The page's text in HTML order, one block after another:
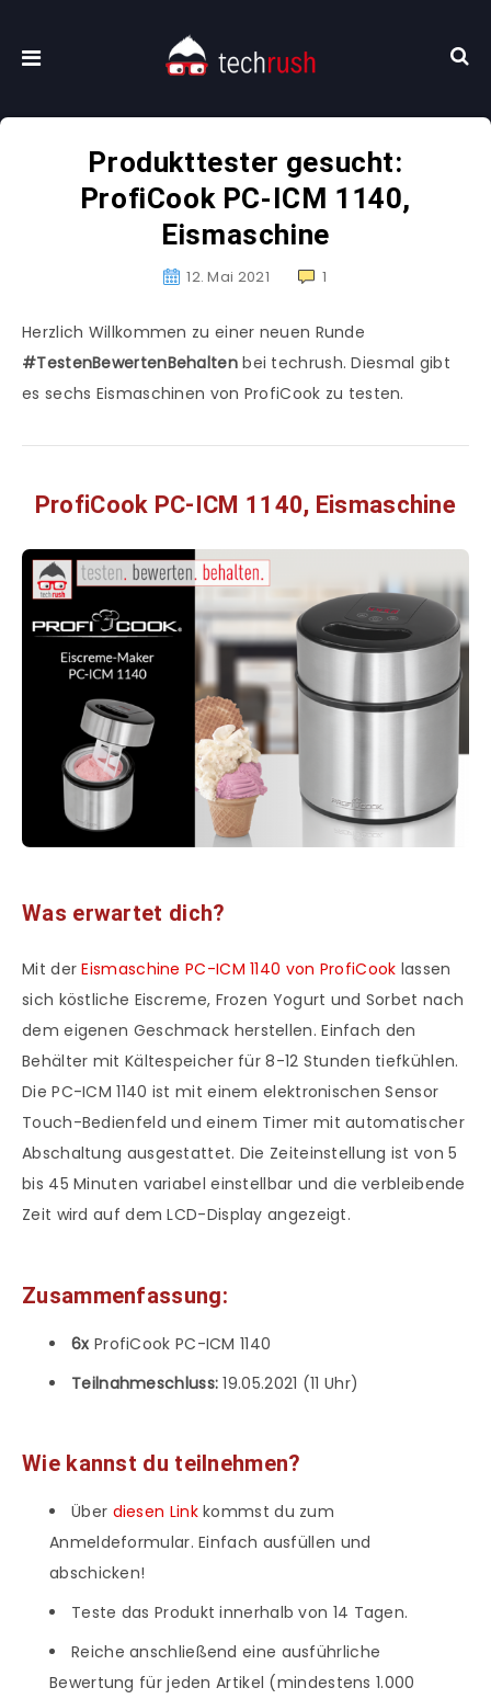
Produkttester gesucht:
ProfiCook PC-ICM 1140,
Eismaschine
12. Mai 2021 1
Herzlich Willkommen zu einer neuen Runde
#TestenBewertenBehaltenbei techrush. Diesmal gibt
es sechs Eismaschinen von ProfiCook zu testen.
ProfiCook PC-ICM 1140, Eismaschine
Was erwartet dich?
Mit derEismaschine PC-ICM 1140 von ProfiCook lassen
sich köstliche Eiscreme, Frozen Yogurt und Sorbet nach
dem eigenen Geschmack herstellen. Einfach den
Behälter mit Kältespeicher für 8-12 Stunden tiefkühlen.
Die PC-ICM 1140 ist mit einem elektronischen Sensor
Touch-Bedienfeld und einem Timer mit automatischer
Abschaltung ausgestattet. Die Zeiteinstellung ist von 5
bis 45 Minuten variabel einstellbar und die verbleibende
Zeit wird auf dem LCD-Display angezeigt.
Zusammenfassung:
6x ProfiCook PC-ICM 1140
Teilnahmeschluss: 19.05.2021 (11 Uhr)
Wie kannst du teilnehmen?
Über diesen Linkkommst du zum
Anmeldeformular. Einfach ausfüllen und
abschicken!
Teste das Produkt innerhalb von 14 Tagen.
Reiche anschließend eine ausführliche
Bewertung für jeden Artikel (mindestens 1.000